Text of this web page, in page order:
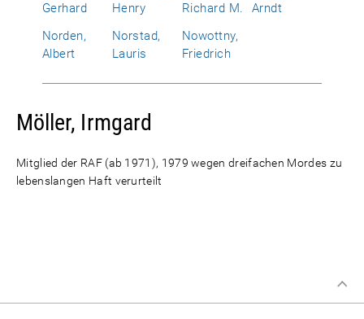
Gerhard
Henry
Richard M.
Arndt
Norden,
Albert
Norstad,
Lauris
Nowottny,
Friedrich
Möller, Irmgard
Mitglied der RAF (ab 1971), 1979 wegen dreifachen Mordes zu
lebenslangen Haft verurteilt